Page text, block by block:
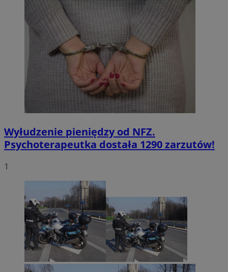
Wyłudzenie pieniędzy od NFZ.
Psychoterapeutka dostała 1290 zarzutów!
1